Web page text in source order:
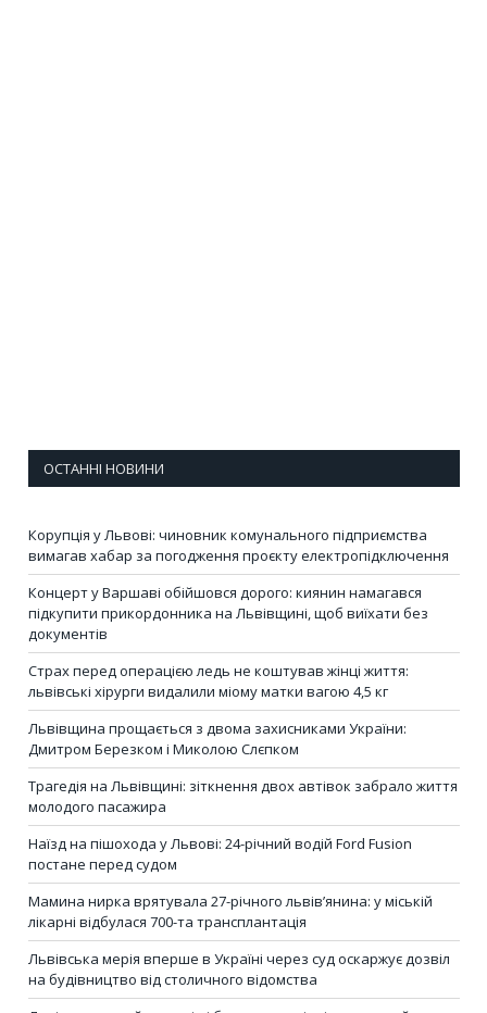
ОСТАННІ НОВИНИ
Корупція у Львові: чиновник комунального підприємства
вимагав хабар за погодження проєкту електропідключення
Концерт у Варшаві обійшовся дорого: киянин намагався
підкупити прикордонника на Львівщині, щоб виїхати без
документів
Страх перед операцією ледь не коштував жінці життя:
львівські хірурги видалили міому матки вагою 4,5 кг
Львівщина прощається з двома захисниками України:
Дмитром Березком і Миколою Слєпком
Трагедія на Львівщині: зіткнення двох автівок забрало життя
молодого пасажира
Наїзд на пішохода у Львові: 24-річний водій Ford Fusion
постане перед судом
Мамина нирка врятувала 27-річного львів’янина: у міській
лікарні відбулася 700-та трансплантація
Львівська мерія вперше в Україні через суд оскаржує дозвіл
на будівництво від столичного відомства